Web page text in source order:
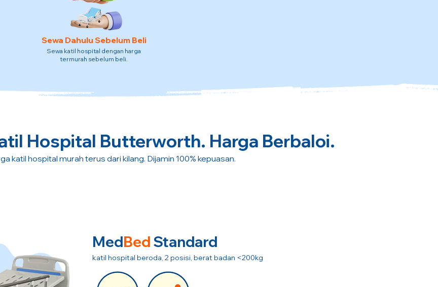
Sewa Dahulu Sebelum Beli
Sewa katil hospital dengan harga
termurah sebelum beli.
Hospital Butterworth. Harga Berbaloi.
katil hospital murah terus dari kilang. Dijamin 100% kepuasan.
MedBed Standard
katil hospital beroda, 2 posisi, berat badan <200kg